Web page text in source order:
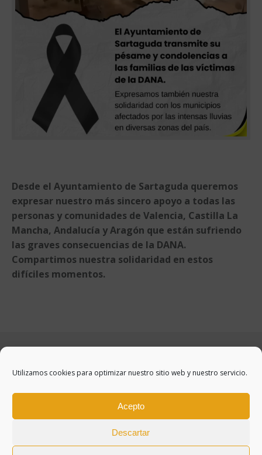
Utilizamos cookies para optimizar nuestro sitio web y nuestro servicio.
Acepto
Descartar
Desde el Ayuntamiento de Sartaguda queremos
expresar nuestro más sincero apoyo a todas las
personas y comunidades de Valencia, Castilla La
Mancha, Andalucía y Aragón que están sufriendo
las graves consecuencias de la DANA.
Compartimos nuestra solidaridad en estos
difíciles momentos.